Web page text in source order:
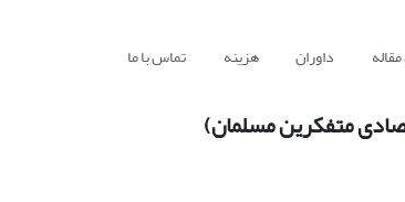
داوران هزینه تماس با ما
متفکرین مسلمان)